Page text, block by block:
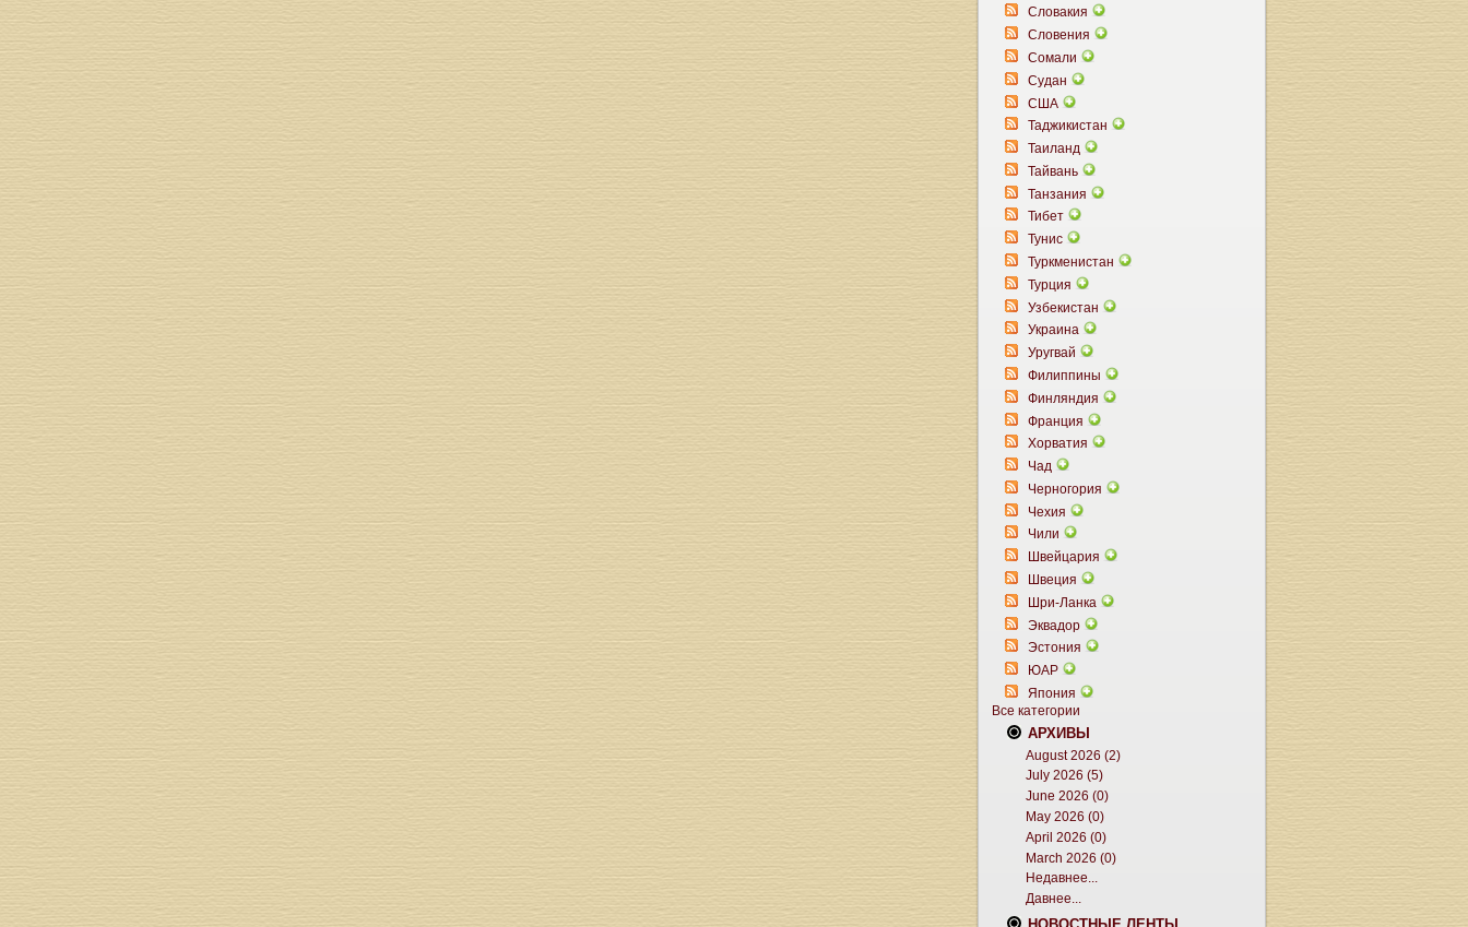
Словакия
Словения
Сомали
Судан
США
Таджикистан
Таиланд
Тайвань
Танзания
Тибет
Тунис
Туркменистан
Турция
Узбекистан
Украина
Уругвай
Филиппины
Финляндия
Франция
Хорватия
Чад
Черногория
Чехия
Чили
Швейцария
Швеция
Шри-Ланка
Эквадор
Эстония
ЮАР
Япония
Все категории
АРХИВЫ
August 2026 (2)
July 2026 (5)
June 2026 (0)
May 2026 (0)
April 2026 (0)
March 2026 (0)
Недавнее...
Давнее...